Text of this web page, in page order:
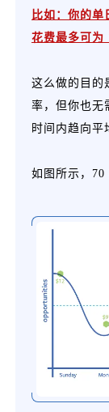
比如：你的单
花费最多可为
这么做的目的
率，但你也无
时间内趋向平
如图所示，70